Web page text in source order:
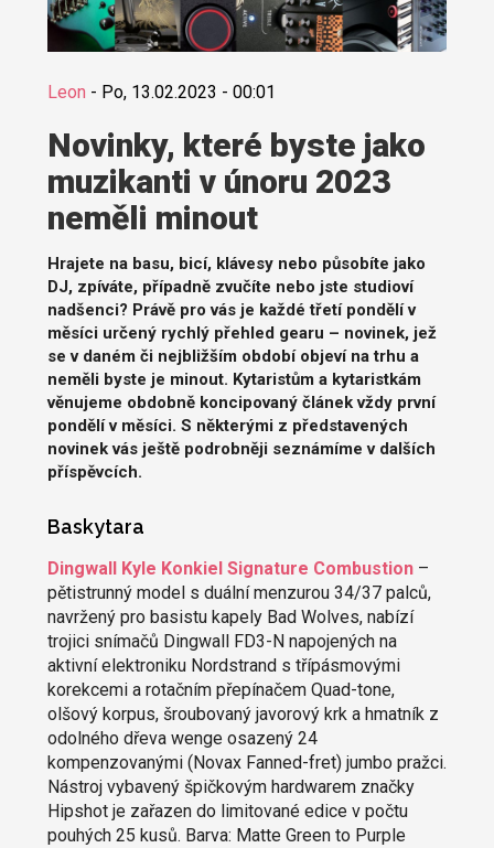
Leon - Po, 13.02.2023 - 00:01
Novinky, které byste jako
muzikanti v únoru 2023
neměli minout
Hrajete na basu, bicí, klávesy nebo působíte jako
DJ, zpíváte, případně zvučíte nebo jste studioví
nadšenci? Právě pro vás je každé třetí pondělí v
měsíci určený rychlý přehled gearu – novinek, jež
se v daném či nejbližším období objeví na trhu a
neměli byste je minout. Kytaristům a kytaristkám
věnujeme obdobně koncipovaný článek vždy první
pondělí v měsíci. S některými z představených
novinek vás ještě podrobněji seznámíme v dalších
příspěvcích.
Baskytara
Dingwall Kyle Konkiel Signature Combustion–
pětistrunný model s duální menzurou 34/37 palců,
navržený pro basistu kapely Bad Wolves, nabízí
trojici snímačů Dingwall FD3-N napojených na
aktivní elektroniku Nordstrand s třípásmovými
korekcemi a rotačním přepínačem Quad-tone,
olšový korpus, šroubovaný javorový krk a hmatník z
odolného dřeva wenge osazený 24
kompenzovanými (Novax Fanned-fret) jumbo pražci.
Nástroj vybavený špičkovým hardwarem značky
Hipshot je zařazen do limitované edice v počtu
pouhých 25 kusů. Barva: Matte Green to Purple